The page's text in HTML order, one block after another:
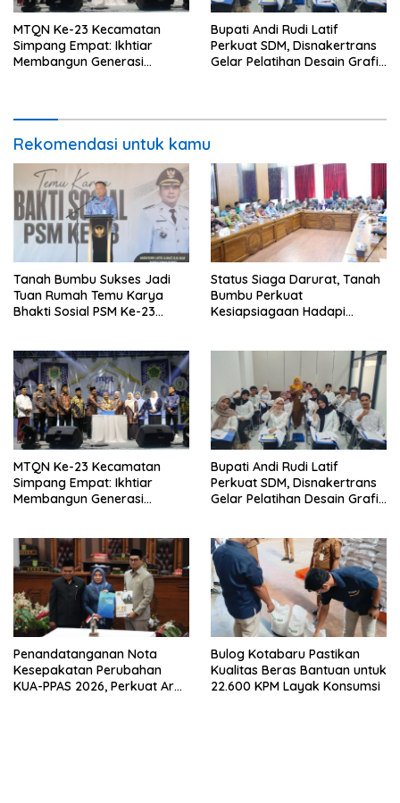
MTQN Ke-23 Kecamatan
Simpang Empat: Ikhtiar
Membangun Generasi
Bupati Andi Rudi Latif
Perkuat SDM, Disnakertrans
Gelar Pelatihan Desain Grafis
Rekomendasi untuk kamu
Tanah Bumbu Sukses Jadi
Tuan Rumah Temu Karya
Bhakti Sosial PSM Ke-23
Status Siaga Darurat, Tanah
Bumbu Perkuat
Kesiapsiagaan Hadapi
MTQN Ke-23 Kecamatan
Simpang Empat: Ikhtiar
Membangun Generasi
Bupati Andi Rudi Latif
Perkuat SDM, Disnakertrans
Gelar Pelatihan Desain Grafis
Penandatanganan Nota
Kesepakatan Perubahan
KUA-PPAS 2026, Perkuat Arah
Bulog Kotabaru Pastikan
Kualitas Beras Bantuan untuk
22.600 KPM Layak Konsumsi